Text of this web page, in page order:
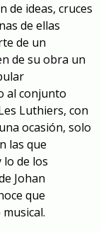
de ideas, cruces
de ellas
de un
de su obra un
al conjunto
Luthiers, con
ocasión, solo
las que
de los
Johan
que
.